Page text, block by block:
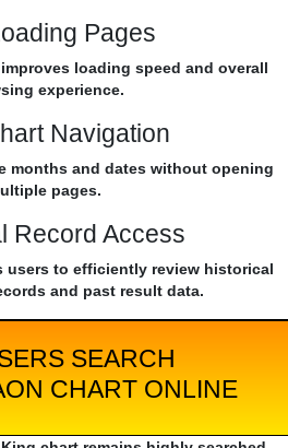
Pages
loading speed and overall
experience.
Navigation
months and dates without opening
pages.
Record Access
users to efficiently review historical
and past result data.
SEARCH
CHART ONLINE